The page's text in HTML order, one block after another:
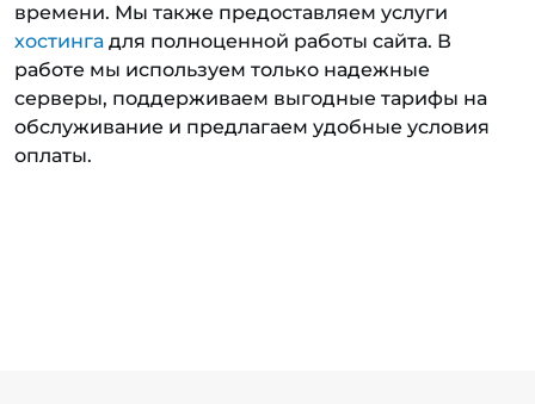
времени. Мы также предоставляем услуги
хостинга для полноценной работы сайта. В
работе мы используем только надежные
серверы, поддерживаем выгодные тарифы на
обслуживание и предлагаем удобные условия
оплаты.